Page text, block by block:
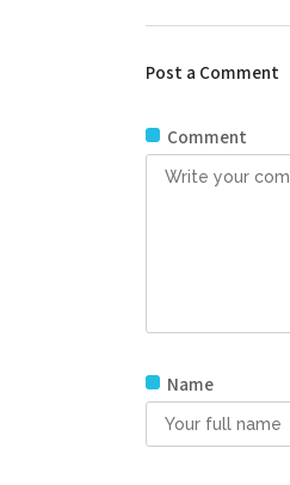
Post a Comment
Comment
Name